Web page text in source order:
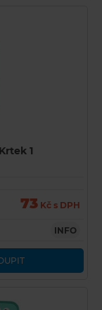
1
73 Kč s DPH
INFO